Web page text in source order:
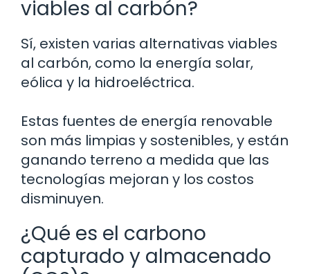
viables al carbón?
Sí, existen varias alternativas viables
al carbón, como la energía solar,
eólica y la hidroeléctrica.
Estas fuentes de energía renovable
son más limpias y sostenibles, y están
ganando terreno a medida que las
tecnologías mejoran y los costos
disminuyen.
¿Qué es el carbono
capturado y almacenado